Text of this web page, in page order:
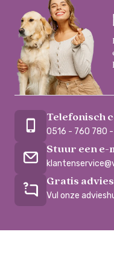
Telefonisch
0516 - 760 780 -
Stuur een e-
Gratis advies
Vul onze